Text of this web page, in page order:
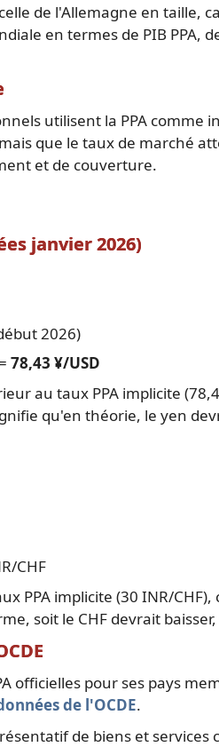
de l'Allemagne en taille,
en termes de PIB PPA,
utilisent la PPA comme
que le taux de marché
et de couverture.
janvier 2026)
2026)
78,43 ¥/USD
au taux PPA implicite
qu'en théorie, le yen
CHF
PPA implicite (30 INR/
soit le CHF devrait
officielles pour ses pays
de l'OCDE.
de biens et